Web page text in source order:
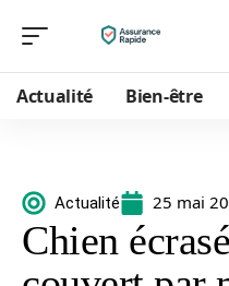
Actualité Bien-être
Actualité 25 mai
Chien